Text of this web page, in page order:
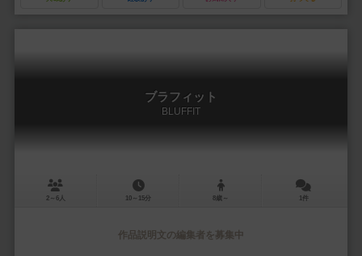
ブラフィット
BLUFFIT
2～6人 10～15分 8歳～ 1件
作品説明文の編集者を募集中